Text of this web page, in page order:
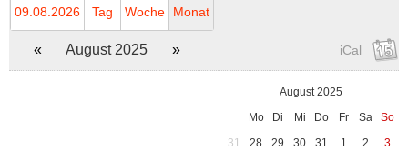
09.08.2026 Tag Woche Monat
« August 2025 » iCal
August 2025
Mo
Di Mi Do Fr Sa
So
31
28 29 30 31 1 2
3